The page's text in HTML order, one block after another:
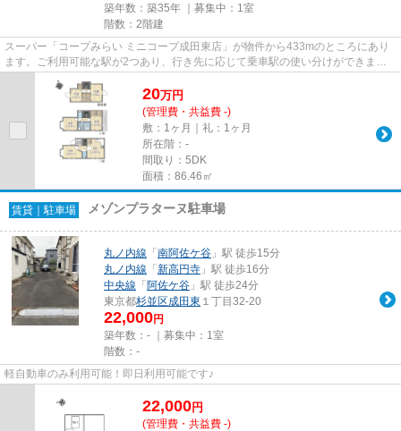
築年数：築35年 ｜募集中： 1室
階数：2階建
スーパー「コープみらい ミニコープ成田東店」が物件から433mのところにあり
ます。ご利用可能な駅が2つあり、行き先に応じて乗車駅の使い分けができま
20万円
(管理費・共益費 -)
敷：1ヶ月｜礼：1ヶ月
所在階：-
間取り：5DK
面積：86.46㎡
賃貸｜駐車場 メゾンプラターヌ駐車場
丸ノ内線 「 南阿佐ケ谷 」駅 徒歩15分
丸ノ内線 「 新高円寺 」駅 徒歩16分
中央線 「 阿佐ケ谷 」駅 徒歩24分
東京都杉並区成田東 １丁目32-20
22,000円
築年数：- ｜募集中： 1室
階数：-
軽自動車のみ利用可能！即日利用可能です♪
22,000円
(管理費・共益費 -)